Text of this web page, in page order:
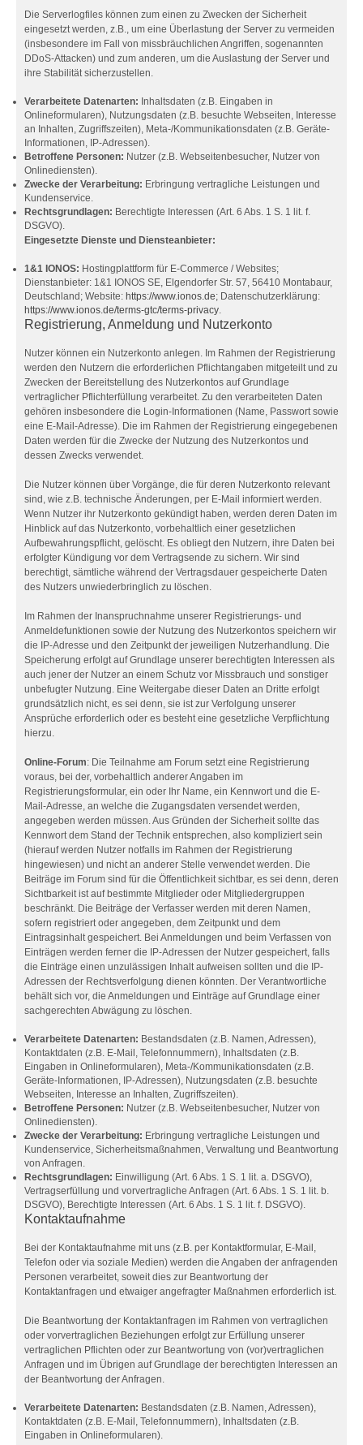
Die Serverlogfiles können zum einen zu Zwecken der Sicherheit
eingesetzt werden, z.B., um eine Überlastung der Server zu vermeiden
(insbesondere im Fall von missbräuchlichen Angriffen, sogenannten
DDoS-Attacken) und zum anderen, um die Auslastung der Server und
ihre Stabilität sicherzustellen.
Verarbeitete Datenarten: Inhaltsdaten (z.B. Eingaben in
Onlineformularen), Nutzungsdaten (z.B. besuchte Webseiten, Interesse
an Inhalten, Zugriffszeiten), Meta-/Kommunikationsdaten (z.B. Geräte-
Informationen, IP-Adressen).
Betroffene Personen: Nutzer (z.B. Webseitenbesucher, Nutzer von
Onlinediensten).
Zwecke der Verarbeitung: Erbringung vertragliche Leistungen und
Kundenservice.
Rechtsgrundlagen: Berechtigte Interessen (Art. 6 Abs. 1 S. 1 lit. f.
DSGVO).
Eingesetzte Dienste und Diensteanbieter:
1&1 IONOS: Hostingplattform für E-Commerce / Websites;
Dienstanbieter: 1&1 IONOS SE, Elgendorfer Str. 57, 56410 Montabaur,
Deutschland; Website: https://www.ionos.de; Datenschutzerklärung:
https://www.ionos.de/terms-gtc/terms-privacy.
Registrierung, Anmeldung und Nutzerkonto
Nutzer können ein Nutzerkonto anlegen. Im Rahmen der Registrierung
werden den Nutzern die erforderlichen Pflichtangaben mitgeteilt und zu
Zwecken der Bereitstellung des Nutzerkontos auf Grundlage
vertraglicher Pflichterfüllung verarbeitet. Zu den verarbeiteten Daten
gehören insbesondere die Login-Informationen (Name, Passwort sowie
eine E-Mail-Adresse). Die im Rahmen der Registrierung eingegebenen
Daten werden für die Zwecke der Nutzung des Nutzerkontos und
dessen Zwecks verwendet.
Die Nutzer können über Vorgänge, die für deren Nutzerkonto relevant
sind, wie z.B. technische Änderungen, per E-Mail informiert werden.
Wenn Nutzer ihr Nutzerkonto gekündigt haben, werden deren Daten im
Hinblick auf das Nutzerkonto, vorbehaltlich einer gesetzlichen
Aufbewahrungspflicht, gelöscht. Es obliegt den Nutzern, ihre Daten bei
erfolgter Kündigung vor dem Vertragsende zu sichern. Wir sind
berechtigt, sämtliche während der Vertragsdauer gespeicherte Daten
des Nutzers unwiederbringlich zu löschen.
Im Rahmen der Inanspruchnahme unserer Registrierungs- und
Anmeldefunktionen sowie der Nutzung des Nutzerkontos speichern wir
die IP-Adresse und den Zeitpunkt der jeweiligen Nutzerhandlung. Die
Speicherung erfolgt auf Grundlage unserer berechtigten Interessen als
auch jener der Nutzer an einem Schutz vor Missbrauch und sonstiger
unbefugter Nutzung. Eine Weitergabe dieser Daten an Dritte erfolgt
grundsätzlich nicht, es sei denn, sie ist zur Verfolgung unserer
Ansprüche erforderlich oder es besteht eine gesetzliche Verpflichtung
hierzu.
Online-Forum: Die Teilnahme am Forum setzt eine Registrierung
voraus, bei der, vorbehaltlich anderer Angaben im
Registrierungsformular, ein oder Ihr Name, ein Kennwort und die E-
Mail-Adresse, an welche die Zugangsdaten versendet werden,
angegeben werden müssen. Aus Gründen der Sicherheit sollte das
Kennwort dem Stand der Technik entsprechen, also kompliziert sein
(hierauf werden Nutzer notfalls im Rahmen der Registrierung
hingewiesen) und nicht an anderer Stelle verwendet werden. Die
Beiträge im Forum sind für die Öffentlichkeit sichtbar, es sei denn, deren
Sichtbarkeit ist auf bestimmte Mitglieder oder Mitgliedergruppen
beschränkt. Die Beiträge der Verfasser werden mit deren Namen,
sofern registriert oder angegeben, dem Zeitpunkt und dem
Eintragsinhalt gespeichert. Bei Anmeldungen und beim Verfassen von
Einträgen werden ferner die IP-Adressen der Nutzer gespeichert, falls
die Einträge einen unzulässigen Inhalt aufweisen sollten und die IP-
Adressen der Rechtsverfolgung dienen könnten. Der Verantwortliche
behält sich vor, die Anmeldungen und Einträge auf Grundlage einer
sachgerechten Abwägung zu löschen.
Verarbeitete Datenarten: Bestandsdaten (z.B. Namen, Adressen),
Kontaktdaten (z.B. E-Mail, Telefonnummern), Inhaltsdaten (z.B.
Eingaben in Onlineformularen), Meta-/Kommunikationsdaten (z.B.
Geräte-Informationen, IP-Adressen), Nutzungsdaten (z.B. besuchte
Webseiten, Interesse an Inhalten, Zugriffszeiten).
Betroffene Personen: Nutzer (z.B. Webseitenbesucher, Nutzer von
Onlinediensten).
Zwecke der Verarbeitung: Erbringung vertragliche Leistungen und
Kundenservice, Sicherheitsmaßnahmen, Verwaltung und Beantwortung
von Anfragen.
Rechtsgrundlagen: Einwilligung (Art. 6 Abs. 1 S. 1 lit. a. DSGVO),
Vertragserfüllung und vorvertragliche Anfragen (Art. 6 Abs. 1 S. 1 lit. b.
DSGVO), Berechtigte Interessen (Art. 6 Abs. 1 S. 1 lit. f. DSGVO).
Kontaktaufnahme
Bei der Kontaktaufnahme mit uns (z.B. per Kontaktformular, E-Mail,
Telefon oder via soziale Medien) werden die Angaben der anfragenden
Personen verarbeitet, soweit dies zur Beantwortung der
Kontaktanfragen und etwaiger angefragter Maßnahmen erforderlich ist.
Die Beantwortung der Kontaktanfragen im Rahmen von vertraglichen
oder vorvertraglichen Beziehungen erfolgt zur Erfüllung unserer
vertraglichen Pflichten oder zur Beantwortung von (vor)vertraglichen
Anfragen und im Übrigen auf Grundlage der berechtigten Interessen an
der Beantwortung der Anfragen.
Verarbeitete Datenarten: Bestandsdaten (z.B. Namen, Adressen),
Kontaktdaten (z.B. E-Mail, Telefonnummern), Inhaltsdaten (z.B.
Eingaben in Onlineformularen).